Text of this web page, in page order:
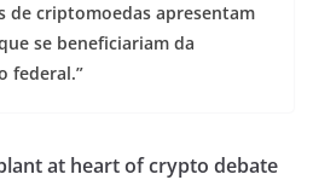
de criptomoedas apresentam
se beneficiariam da
federal.”
at heart of crypto debate